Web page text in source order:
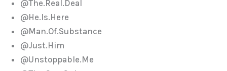
@The.Real.Deal
@He.Is.Here
@Man.Of.Substance
@Just.Him
@Unstoppable.Me